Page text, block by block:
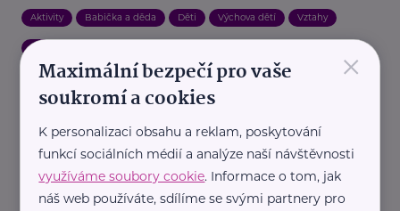
Aktivity Babička a děda Děti Výchova dětí Vztahy
Zábava ×
Maximální bezpečí pro vaše
soukromí a cookies
K personalizaci obsahu a reklam, poskytování
funkcí sociálních médií a analýze naší návštěvnosti
využíváme soubory cookie. Informace o tom, jak
náš web používáte, sdílíme se svými partnery pro